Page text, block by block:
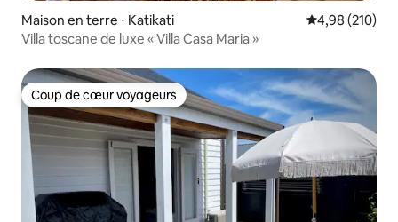
Maison en terre ⋅ Katikati Évaluation
4,98 (210)
Villa toscane de luxe « Villa Casa Maria »
Coup de cœur voyageurs
Coup de cœur voyageurs